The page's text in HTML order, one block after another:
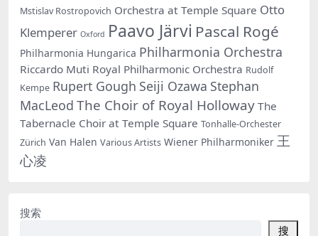
Mstislav Rostropovich Orchestra at Temple Square Otto
Klemperer Oxford Paavo Järvi Pascal Rogé
Philharmonia Hungarica Philharmonia Orchestra
Riccardo Muti Royal Philharmonic Orchestra Rudolf
Kempe Rupert Gough Seiji Ozawa Stephan
MacLeod The Choir of Royal Holloway The
Tabernacle Choir at Temple Square Tonhalle-Orchester
Zürich Van Halen Various Artists Wiener Philharmoniker 王
心凌
搜索
搜